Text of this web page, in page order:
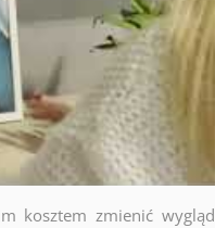
kosztem zmienić wygląd